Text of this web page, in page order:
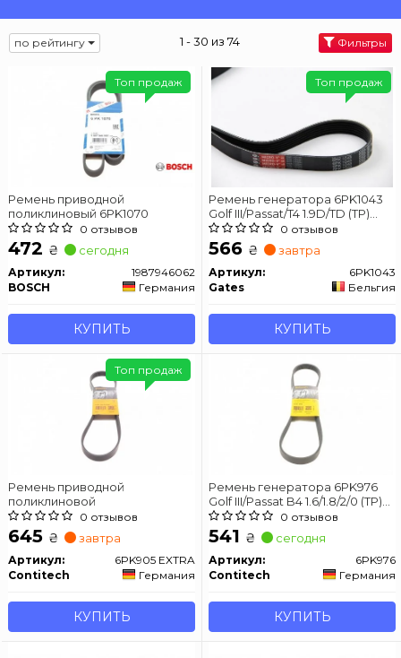
по рейтингу 1 - 30 из 74 Фильтры
Ремень приводной
поликлиновый 6PK1070
0 отзывов
472 ₴ сегодня
Артикул:
1987946062
BOSCH
Германия
КУПИТЬ
Топ продаж
Ремень генератора 6PK1043
Golf III/Passat/T4 1.9D/TD (TP)
GATES 6PK10430 отзывов
566 ₴ завтра
Артикул:
6PK1043
Gates
Бельгия
КУПИТЬ
Топ продаж
Ремень приводной
поликлиновой
0 отзывов
645 ₴ завтра
Артикул:
6PK905 EXTRA
Contitech
Германия
КУПИТЬ
Топ продаж
Ремень генератора 6PK976
Golf III/Passat B4 1.6/1.8/2/0 (TP)
CONTITECH 6PK976
0 отзывов
541 ₴ сегодня
Артикул:
6PK976
Contitech
Германия
КУПИТЬ